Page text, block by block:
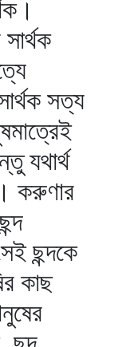
সত্য
যথার্থ
করুণার
ছন্দকে
কাছ